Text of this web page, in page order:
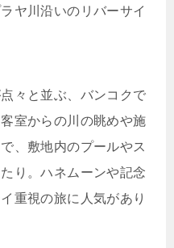
ヤ川沿いのリバーサイ
々と並ぶ、バンコクで
室からの川の眺めや施
、敷地内のプールやス
り。ハネムーンや記念
重視の旅に人気があり